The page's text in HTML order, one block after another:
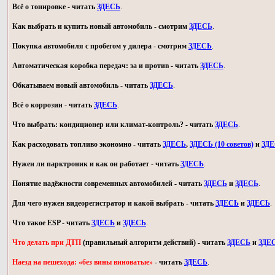
Всё о тонировке - читать ЗДЕСЬ.
Как выбрать и купить новый автомобиль - смотрим ЗДЕСЬ.
Покупка автомобиля с пробегом у дилера - смотрим ЗДЕСЬ.
Автоматическая коробка передач: за и против - читать ЗДЕСЬ.
Обкатываем новый автомобиль - читать ЗДЕСЬ.
Всё о коррозии - читать ЗДЕСЬ.
Что выбрать: кондиционер или климат-контроль? - читать ЗДЕСЬ.
Как расходовать топливо экономно - читать ЗДЕСЬ, ЗДЕСЬ (10 советов) и
Нужен ли парктроник и как он работает - читать ЗДЕСЬ.
Понятие надёжности современных автомобилей - читать ЗДЕСЬ и ЗДЕСЬ.
Для чего нужен видеорегистратор и какой выбрать - читать ЗДЕСЬ и ЗДЕСЬ.
Что такое ESP - читать ЗДЕСЬ и ЗДЕСЬ.
Что делать при ДТП (правильный алгоритм действий) - читать ЗДЕСЬ и
Наезд на пешехода: «без вины виноватые» - читать ЗДЕСЬ.